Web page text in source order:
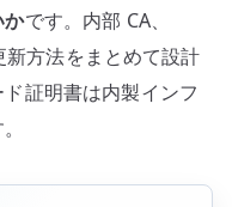
かです。内部 CA、
新方法をまとめて設計
証明書は内製インフ